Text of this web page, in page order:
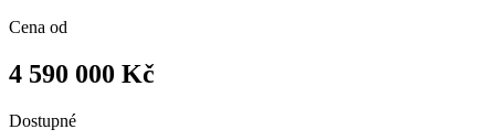
Cena od
4 590 000 Kč
Dostupné